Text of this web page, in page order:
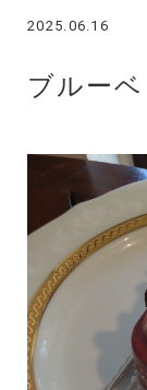
2025.06.16
ブルー